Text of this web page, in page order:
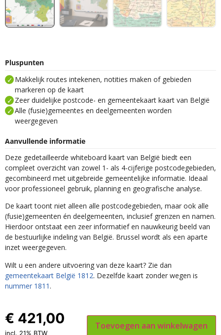
Pluspunten
Makkelijk routes intekenen, notities maken of gebieden
markeren op de kaart
Zeer duidelijke postcode- en gemeentekaart kaart van België
Alle (fusie)gemeentes en deelgemeenten worden
weergegeven
Aanvullende informatie
Deze gedetailleerde whiteboard kaart van België biedt een
compleet overzicht van zowel 1- als 4-cijferige postcodegebieden,
gecombineerd met uitgebreide gemeentelijke informatie. Ideaal
voor professioneel gebruik, planning en geografische analyse.
De kaart toont niet alleen alle postcodegebieden, maar ook alle
(fusie)gemeenten én deelgemeenten, inclusief grenzen en namen.
Hierdoor ontstaat een zeer informatief en nauwkeurig beeld van
de bestuurlijke indeling van België. Brussel wordt als een aparte
inzet weergegeven.
Wilt u een andere uitvoering van deze kaart? Zie dan
gemeentekaart België 1812. Dezelfde kaart zonder wegen is
nummer 1811 .
€ 421,00
incl. 21% BTW
Toevoegen aan winkelwagen